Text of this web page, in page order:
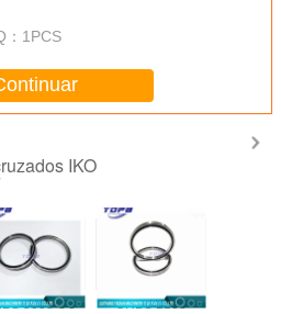
1PCS
IKO
9008 UU
CRBS 1108